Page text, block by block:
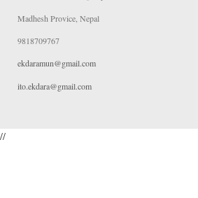
Madhesh Provice, Nepal
9818709767
ekdaramun@gmail.com
ito.ekdara@gmail.com
//